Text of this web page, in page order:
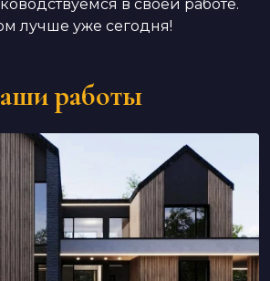
в своей работе.
лучше уже сегодня!
работы